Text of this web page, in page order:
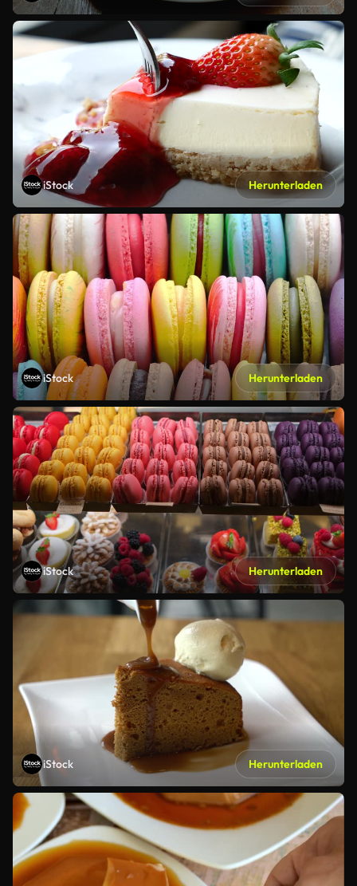
iStock Herunterladen
iStock Herunterladen
iStock Herunterladen
iStock Herunterladen